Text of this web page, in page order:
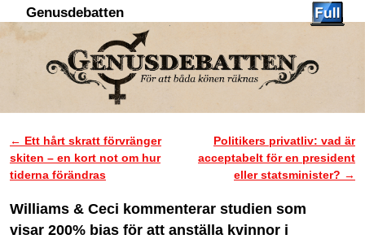
Genusdebatten
Inläggsnavigering
← Ett hårt skratt förvränger
skiten – en kort not om hur
tiderna förändras
Politikers privatliv: vad är
acceptabelt för en president
eller statsminister? →
Williams & Ceci kommenterar studien som
visar 200% bias för att anställa kvinnor i